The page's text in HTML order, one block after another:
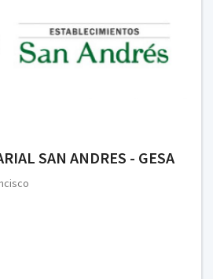
SAN ANDRES - GESA